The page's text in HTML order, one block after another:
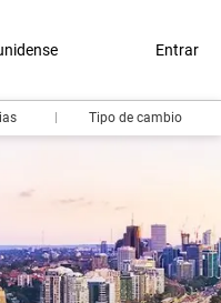
Entrar
Tipo de cambio